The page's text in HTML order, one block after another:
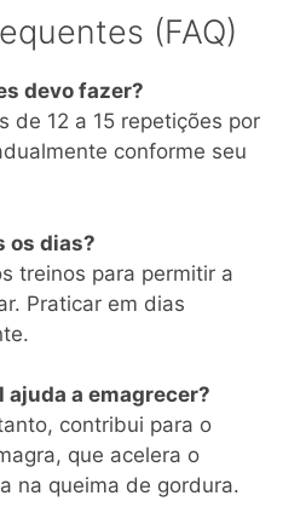
(FAQ)
devo fazer?
de 12 a 15 repetições por
conforme seu
os dias?
treinos para permitir a
Praticar em dias
ajuda a emagrecer?
contribui para o
que acelera o
na queima de gordura.